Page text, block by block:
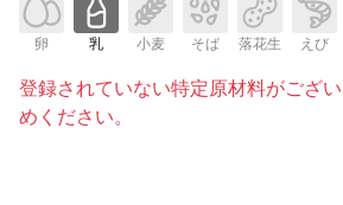
卵 乳 小麦 そば 落花生 えび
登録されていない特定原材料がござ
めください。